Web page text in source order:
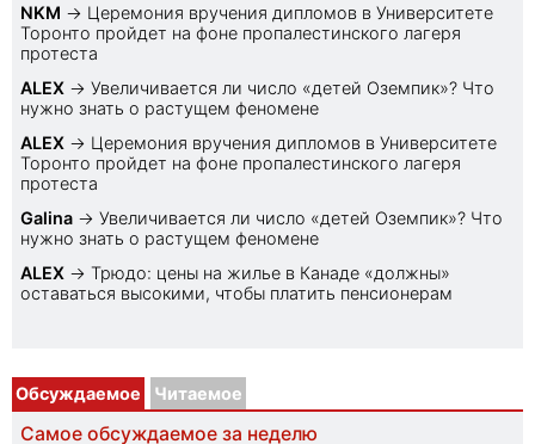
NKM → Церемония вручения дипломов в Университете
Торонто пройдет на фоне пропалестинского лагеря
протеста
ALEX → Увеличивается ли число «детей Оземпик»? Что
нужно знать о растущем феномене
ALEX → Церемония вручения дипломов в Университете
Торонто пройдет на фоне пропалестинского лагеря
протеста
Galina → Увеличивается ли число «детей Оземпик»? Что
нужно знать о растущем феномене
ALEX → Трюдо: цены на жилье в Канаде «должны»
оставаться высокими, чтобы платить пенсионерам
Обсуждаемое Читаемое
Самое обсуждаемое за неделю